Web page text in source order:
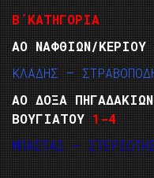
Β΄ΚΑΤΗΓΟΡΙΑ
ΑΟ ΝΑΦΘΙΩΝ/
ΚΛΑΔΗΣ –
ΑΟ ΔΟΞΑ
ΒΟΥΓΙΑΤΟΥ 1-4
ΜΠΑΣΤΑΣ –